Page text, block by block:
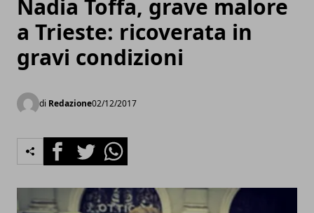
Nadia Toffa, grave malore
a Trieste: ricoverata in
gravi condizioni
di Redazione02/12/2017
FacebookTwitterWhatsapp